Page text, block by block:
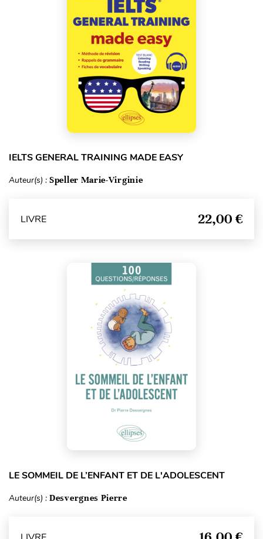
IELTS GENERAL TRAINING MADE EASY
Auteur(s) : Speller Marie-Virginie
LIVRE 22,00 €
LE SOMMEIL DE L’ENFANT ET DE L'ADOLESCENT
Auteur(s) : Desvergnes Pierre